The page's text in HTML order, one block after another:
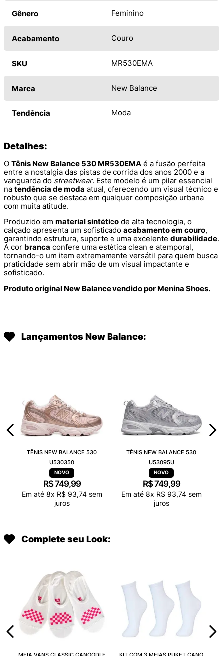
Gênero Feminino
Acabamento Couro
SKU MR530EMA
Marca New Balance
Tendência Moda
Detalhes:
O Tênis New Balance 530 MR530EMA é a fusão perfeita
entre a nostalgia das pistas de corrida dos anos 2000 e a
vanguarda do streetwear. Este modelo é um pilar essencial
na tendência de moda atual, oferecendo um visual técnico e
robusto que se destaca em qualquer composição urbana
com muita atitude.
Produzido em material sintético de alta tecnologia, o
calçado apresenta um sofisticado acabamento em couro,
garantindo estrutura, suporte e uma excelente durabilidade.
A cor branca confere uma estética clean e atemporal,
tornando-o um item extremamente versátil para quem busca
praticidade sem abrir mão de um visual impactante e
sofisticado.
Produto original New Balance vendido por Menina Shoes.
Lançamentos New Balance:
TÊNIS NEW BALANCE 530
U530350
R$749,99
Em até 8x R$ 93,74sem
juros
TÊNIS NEW BALANCE 530
U53095U
R$749,99
Em até 8x R$ 93,74sem
juros
Complete seu Look:
MEIA VANS CLASSIC CANOODLE KIT COM 3 MEIAS PUKET CANO